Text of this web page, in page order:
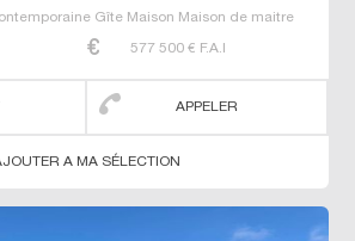
Gîte Maison Maison de maitre
577 500 € F.A.I
APPELER
A MA SÉLECTION